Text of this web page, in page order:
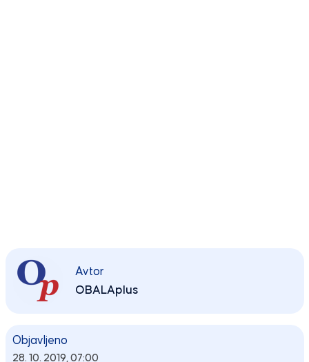
Avtor
OBALAplus
Objavljeno
28. 10. 2019, 07:00